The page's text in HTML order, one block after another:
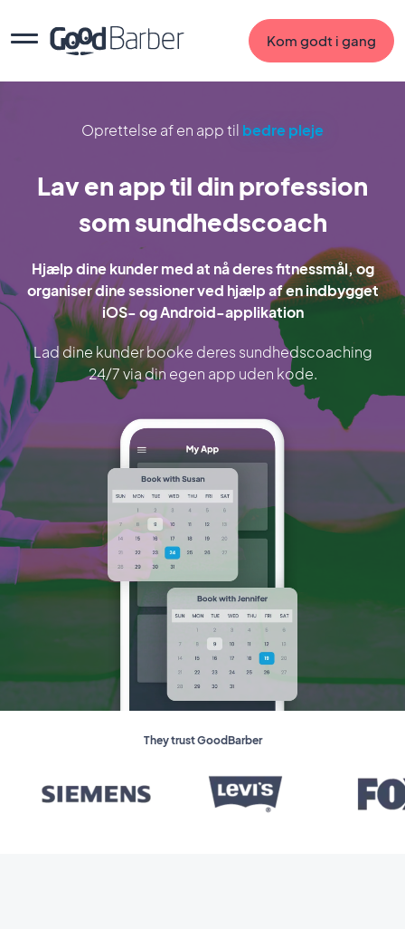
Kom godt i gang
Oprettelse af en app til bedre pleje
Lav en app til din profession
som sundhedscoach
Hjælp dine kunder med at nå deres fitnessmål, og
organiser dine sessioner ved hjælp af en indbygget
iOS- og Android-applikation
Lad dine kunder booke deres sundhedscoaching
24/7 via din egen app uden kode.
They trust GoodBarber